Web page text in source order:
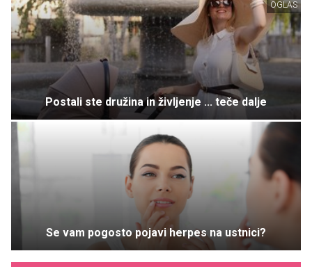
OGLAS
Postali ste družina in življenje ... teče dalje
Se vam pogosto pojavi herpes na ustnici?